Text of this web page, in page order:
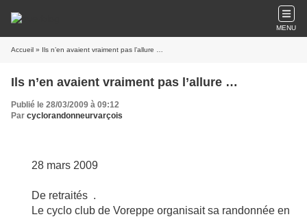
MENU
Accueil » Ils n’en avaient vraiment pas l’allure …
Ils n’en avaient vraiment pas l’allure …
Publié le 28/03/2009 à 09:12
Par cyclorandonneurvarçois
28 mars 2009
De retraités .
Le cyclo club de Voreppe organisait sa randonnée en